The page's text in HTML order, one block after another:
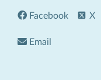
Facebook X
Email